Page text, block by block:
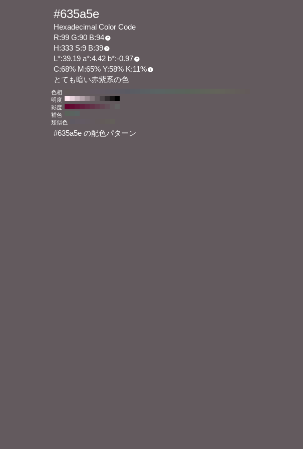
#635a5e
Hexadecimal Color Code
R:99 G:90 B:94
H:333 S:9 B:39
L*:39.19 a*:4.42 b*:-0.97
C:68% M:65% Y:58% K:11%
とても暗い赤紫系の色
色相
明度
彩度
補色
類似色
#635a5e の配色パターン